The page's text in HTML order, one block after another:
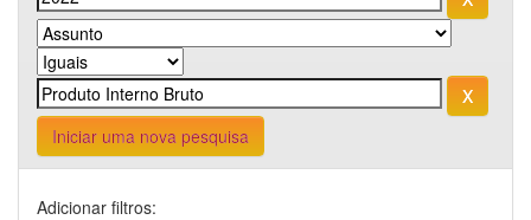
Iniciar uma nova pesquisa
Adicionar filtros: